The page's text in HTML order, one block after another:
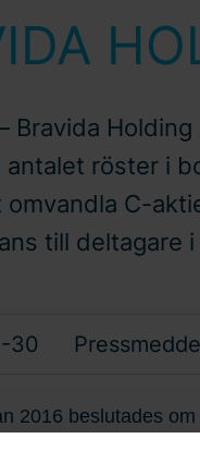
Bravida
antalet röster i
C-
till deltagare
30
2016 beslutades